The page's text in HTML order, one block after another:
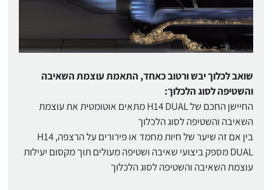
שואב לכלוך יבש ורטוב כאחד, התאמת עוצמת השאיבה
והשטיפה לסוג הלכלוך:
החיישן החכם של H14 DUAL מתאים אוטומטית את עוצמת
השאיבה והשטיפה לסוג הלכלוך
בין אם זה שיער של חיות מחמד או פירורים על הרצפה, H14
DUAL מספק ביצועי שאיבה ושטיפה מעולים תוך מקסום יעילות
עוצמת השאיבה והשטיפה לסוג הלכלוך